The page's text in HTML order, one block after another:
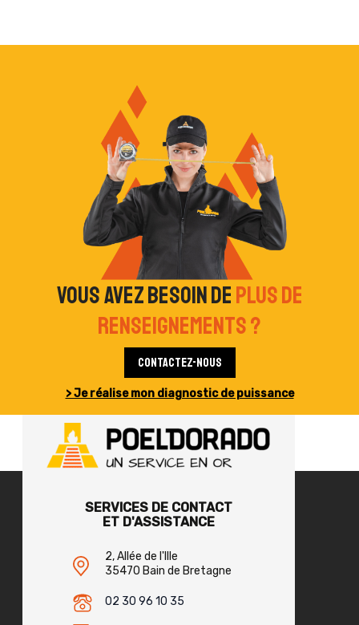
Vous avez besoin deplus de
renseignements ?
Contactez-nous
> Je réalise mon diagnostic de puissance
SERVICES DE CONTACT
ET D'ASSISTANCE
2, Allée de l'Ille
35470 Bain de Bretagne
02 30 96 10 35